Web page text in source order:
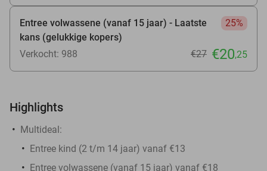
Entree volwassene (vanaf 15 jaar) - Laatste
kans (gelukkige kopers)
25%
Verkocht: 988 €27 €20,25
Highlights
Multideal:
Entree kind (2 t/m 14 jaar) vanaf €13
Entree volwassene (vanaf 15 jaar) vanaf €18